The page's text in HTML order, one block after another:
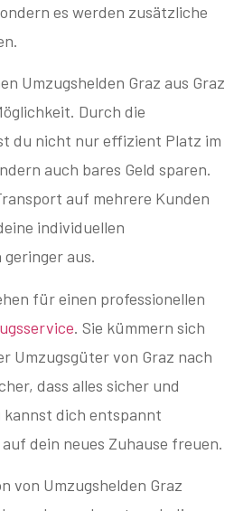
es werden zusätzliche
Umzugshelden Graz aus Graz
Durch die
du nicht nur effizient Platz im
auch bares Geld sparen.
auf mehrere Kunden
individuellen
aus.
für einen professionellen
. Sie kümmern sich
Umzugsgüter von Graz nach
dass alles sicher und
dich entspannt
dein neues Zuhause freuen.
von Umzugshelden Graz